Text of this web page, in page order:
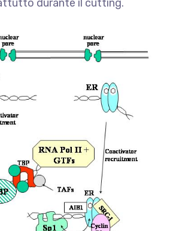
durante il cutting.